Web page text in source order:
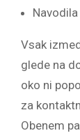
Vsak
glede na
oko ni
za
Obenem